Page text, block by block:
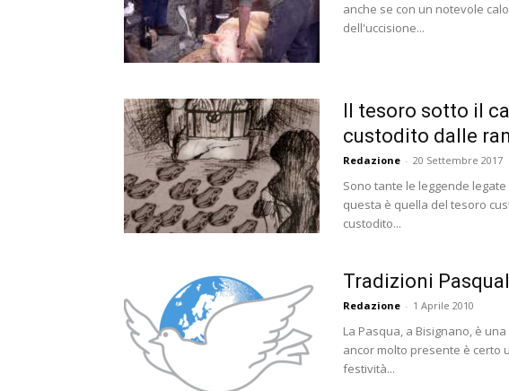
anche se con un notevole
dell'uccisione...
Il tesoro sotto il
custodito dalle
Redazione - 20 Settembre 2017
Sono tante le leggende
questa è quella del tesoro
custodito...
Tradizioni
Redazione - 1 Aprile 2010
La Pasqua, a Bisignano, è
ancor molto presente è certo
festività...